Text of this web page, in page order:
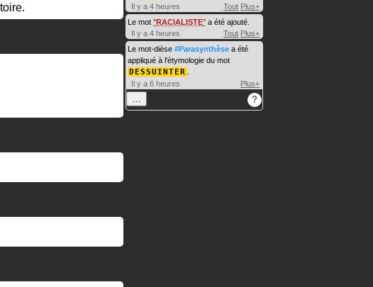
Il y a 4 heures
Tout Plus+
Le mot RACIALISTE a été ajouté.
Il y a 4 heures
Tout Plus+
Le mot-dièse #Parasynthèse a été
appliqué à l'étymologie du mot
DESSUINTER
Il y a 6 heures
Plus+
… ?